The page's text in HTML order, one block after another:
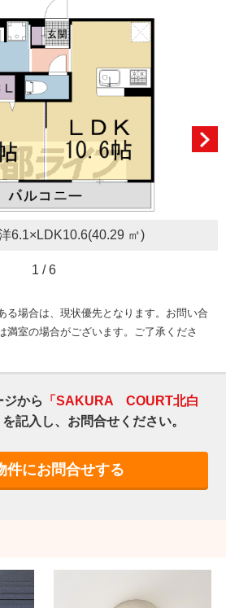
6.1×LDK10.6(40.29 ㎡)
1 /6
る場合は、現状優先となります。お問い合
満室の場合がございます。ご了承くださ
から
「SAKURA COURT北白
を記入し、お問合せください。
件にお問合せする